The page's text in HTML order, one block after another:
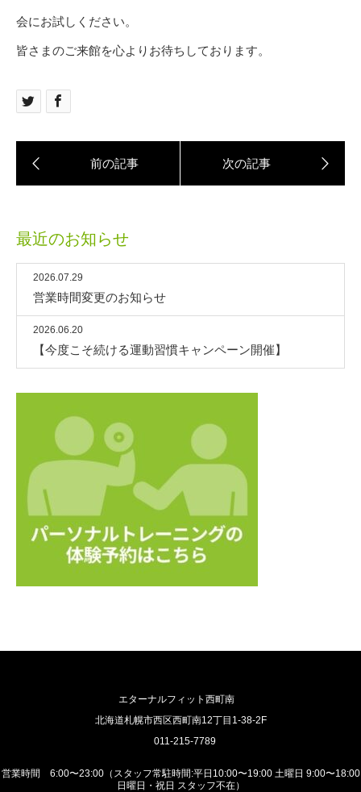
会にお試しください。
皆さまのご来館を心よりお待ちしております。
最近のお知らせ
2026.07.29
営業時間変更のお知らせ
2026.06.20
【今度こそ続ける運動習慣キャンペーン開催】
エターナルフィット西町南
北海道札幌市西区西町南12丁目1-38-2F
011-215-7789
営業時間 6:00〜23:00（スタッフ常駐時間:平日10:00〜19:00 土曜日 9:00〜18:00
日曜日・祝日 スタッフ不在）